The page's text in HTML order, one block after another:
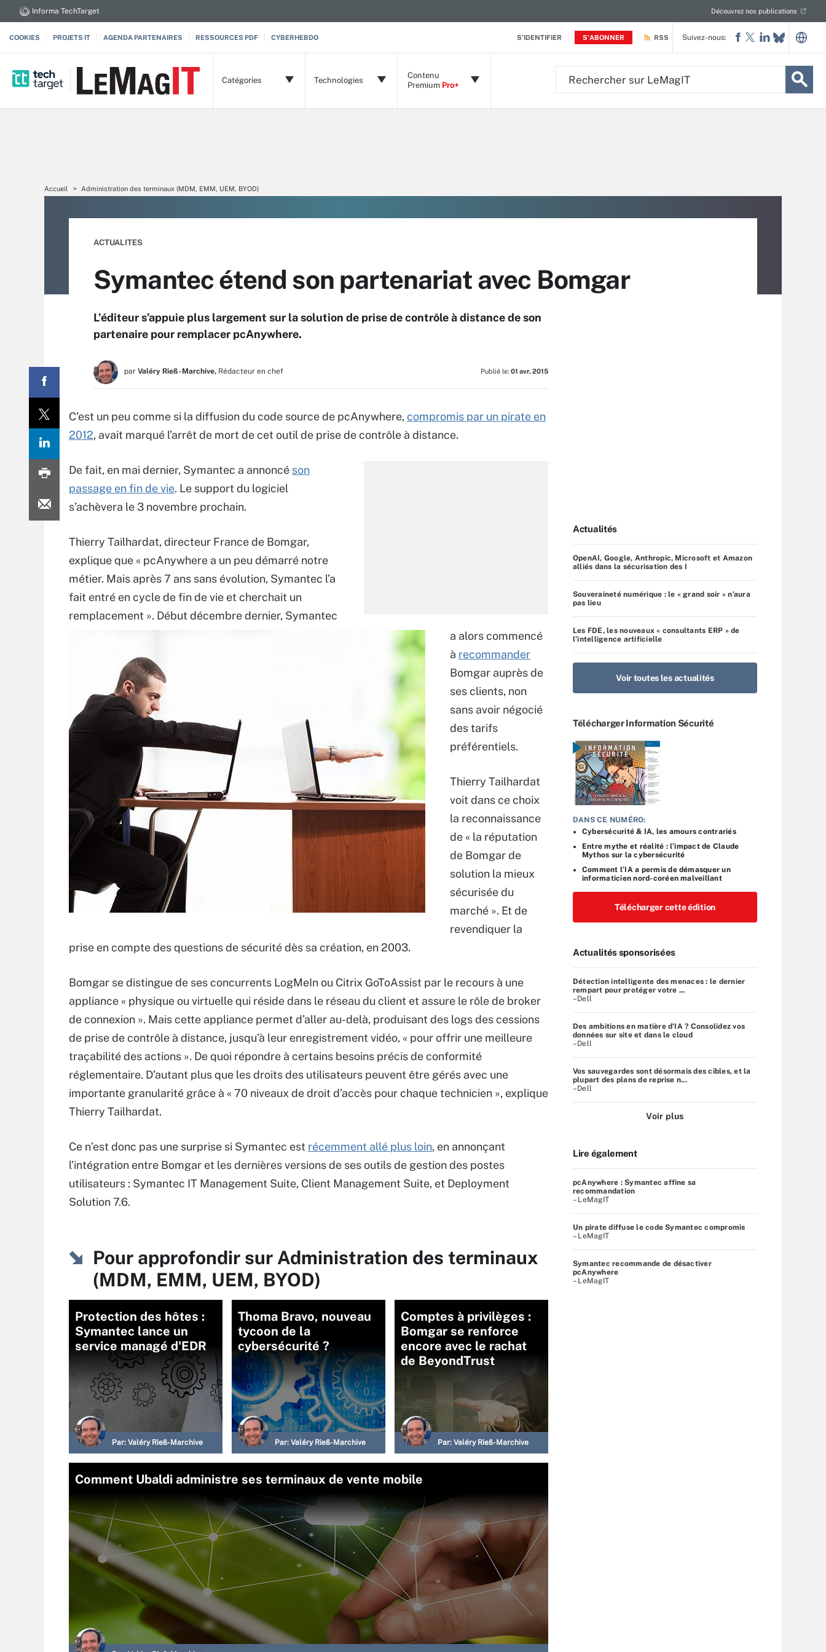
S'IDENTIFIER S'ABONNER
Informa TechTarget Découvrez nos publications
COOKIES PROJETS IT AGENDA PARTENAIRES RESSOURCES PDF CYBERHEBDO RSS
Catégories Technologies
Contenu
Premium Pro+
Suivez-nous:
Accueil Administration des terminaux (MDM, EMM, UEM, BYOD)
ACTUALITES
Symantec étend son partenariat avec Bomgar
L’éditeur s’appuie plus largement sur la solution de prise de contrôle à distance de son
partenaire pour remplacer pcAnywhere.
par Valéry Rieß-Marchive, Rédacteur en chef Publié le: 01 avr. 2015
C’est un peu comme si la diffusion du code source de pcAnywhere, compromis par un pirate en
2012, avait marqué l’arrêt de mort de cet outil de prise de contrôle à distance.
De fait, en mai dernier, Symantec a annoncé son
passage en fin de vie. Le support du logiciel
s’achèvera le 3 novembre prochain.
Thierry Tailhardat, directeur France de Bomgar,
explique que « pcAnywhere a un peu démarré notre
métier. Mais après 7 ans sans évolution, Symantec l’a
fait entré en cycle de fin de vie et cherchait un
remplacement ». Début décembre dernier, Symantec
a alors commencé
à recommander
Bomgar auprès de
ses clients, non
sans avoir négocié
des tarifs
préférentiels.
Thierry Tailhardat
voit dans ce choix
la reconnaissance
de « la réputation
de Bomgar de
solution la mieux
sécurisée du
marché ». Et de
revendiquer la
prise en compte des questions de sécurité dès sa création, en 2003.
Bomgar se distingue de ses concurrents LogMeIn ou Citrix GoToAssist par le recours à une
appliance « physique ou virtuelle qui réside dans le réseau du client et assure le rôle de broker
de connexion ». Mais cette appliance permet d’aller au-delà, produisant des logs des cessions
de prise de contrôle à distance, jusqu’à leur enregistrement vidéo, « pour offrir une meilleure
traçabilité des actions ». De quoi répondre à certains besoins précis de conformité
réglementaire. D’autant plus que les droits des utilisateurs peuvent être gérés avec une
importante granularité grâce à « 70 niveaux de droit d’accès pour chaque technicien », explique
Thierry Tailhardat.
Ce n’est donc pas une surprise si Symantec est récemment allé plus loin, en annonçant
l’intégration entre Bomgar et les dernières versions de ses outils de gestion des postes
utilisateurs : Symantec IT Management Suite, Client Management Suite, et Deployment
Solution 7.6.
Pour approfondir sur Administration des terminaux
(MDM, EMM, UEM, BYOD)
Protection des hôtes :
Symantec lance un
service managé d'EDR
Par: Valéry Rieß-Marchive
Thoma Bravo, nouveau
tycoon de la
cybersécurité ?
Par: Valéry Rieß-Marchive
Comptes à privilèges :
Bomgar se renforce
encore avec le rachat
de BeyondTrust
Par: Valéry Rieß-Marchive
Comment Ubaldi administre ses terminaux de vente mobile
Actualités
OpenAI, Google, Anthropic, Microsoft et Amazon
alliés dans la sécurisation des I
Souveraineté numérique : le « grand soir » n’aura
pas lieu
Les FDE, les nouveaux « consultants ERP » de
l’intelligence artificielle
Voir toutes les actualités
Télécharger Information Sécurité
DANS CE NUMÉRO:
Cybersécurité & IA, les amours contrariés
Entre mythe et réalité : l’impact de Claude
Mythos sur la cybersécurité
Comment l’IA a permis de démasquer un
informaticien nord-coréen malveillant
Télécharger cette édition
Actualités sponsorisées
Détection intelligente des menaces : le dernier
rempart pour protéger votre ...
–Dell
Des ambitions en matière d'IA ? Consolidez vos
données sur site et dans le cloud
–Dell
Vos sauvegardes sont désormais des cibles, et la
plupart des plans de reprise n...
–Dell
Voir plus
Lire également
pcAnywhere : Symantec affine sa
recommandation
– LeMagIT
Un pirate diffuse le code Symantec compromis
– LeMagIT
Symantec recommande de désactiver
pcAnywhere
– LeMagIT